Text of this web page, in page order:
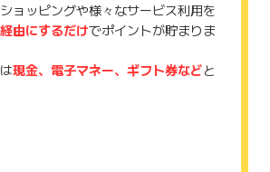
ョッピングや様々なサービス利用を
由にするだけでポイントが貯まりま
現金、電子マネー、ギフト券などと